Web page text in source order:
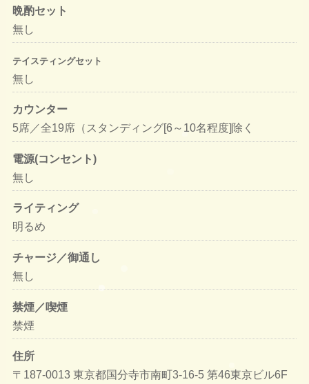
晩酌セット
無し
テイスティングセット
無し
カウンター
5席／全19席（スタンディング[6～10名程度]除く
電源(コンセント)
無し
ライティング
明るめ
チャージ／御通し
無し
禁煙／喫煙
禁煙
住所
〒187-0013 東京都国分寺市南町3-16-5 第46東京ビル6F